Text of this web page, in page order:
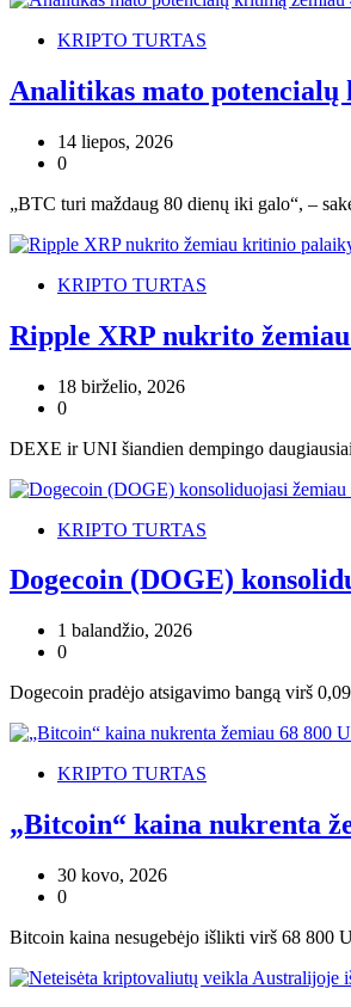
KRIPTO TURTAS
Analitikas mato
14 liepos, 2026
0
„BTC turi maždaug 80 dienų iki galo“, –
KRIPTO TURTAS
Ripple XRP nukrito
18 birželio, 2026
0
DEXE ir UNI šiandien dempingo
KRIPTO TURTAS
Dogecoin (DOGE)
1 balandžio, 2026
0
Dogecoin pradėjo atsigavimo bangą virš
KRIPTO TURTAS
„Bitcoin“ kaina nukrenta
30 kovo, 2026
0
Bitcoin kaina nesugebėjo išlikti virš 68 800